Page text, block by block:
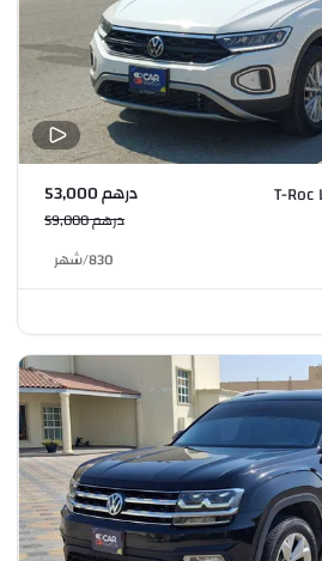
درهم 53,000
درهم 59,000
830
/شهر